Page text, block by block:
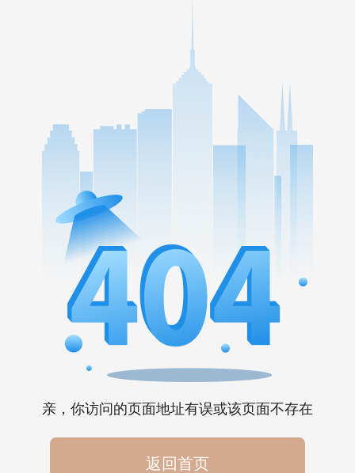
亲，你访问的页面地址有误或该页面不存在
返回首页